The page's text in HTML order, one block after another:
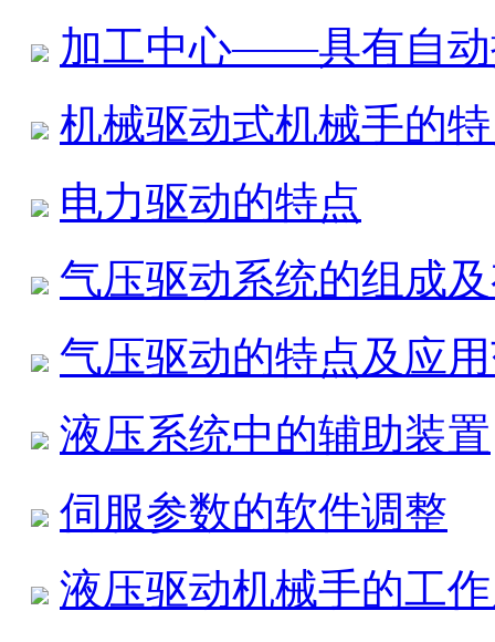
加工中心——具有自动
机械驱动式机械手的
电力驱动的特点
气压驱动系统的组成
气压驱动的特点及应
液压系统中的辅助装置
伺服参数的软件调整
液压驱动机械手的工